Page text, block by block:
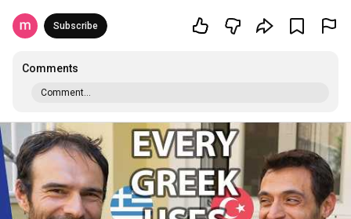
Subscribe
Comments
Comment...